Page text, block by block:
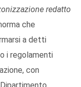
redatto
che
a detti
i regolamenti
con